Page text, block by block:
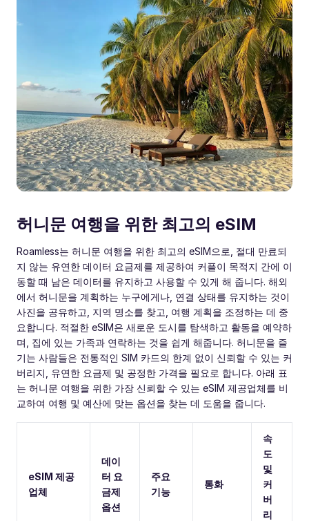
허니문 여행을 위한 최고의 eSIM
Roamless는 허니문 여행을 위한 최고의 eSIM으로, 절대 만료되
지 않는 유연한 데이터 요금제를 제공하여 커플이 목적지 간에 이
동할 때 남은 데이터를 유지하고 사용할 수 있게 해 줍니다. 해외
에서 허니문을 계획하는 누구에게나, 연결 상태를 유지하는 것이
사진을 공유하고, 지역 명소를 찾고, 여행 계획을 조정하는 데 중
요합니다. 적절한 eSIM은 새로운 도시를 탐색하고 활동을 예약하
며, 집에 있는 가족과 연락하는 것을 쉽게 해줍니다. 허니문을 즐
기는 사람들은 전통적인 SIM 카드의 한계 없이 신뢰할 수 있는 커
버리지, 유연한 요금제 및 공정한 가격을 필요로 합니다. 아래 표
는 허니문 여행을 위한 가장 신뢰할 수 있는 eSIM 제공업체를 비
교하여 여행 및 예산에 맞는 옵션을 찾는 데 도움을 줍니다.
eSIM 제공
업체
데이
터 요
금제
옵션
주요
기능
통화
속
도
및
커
버
리